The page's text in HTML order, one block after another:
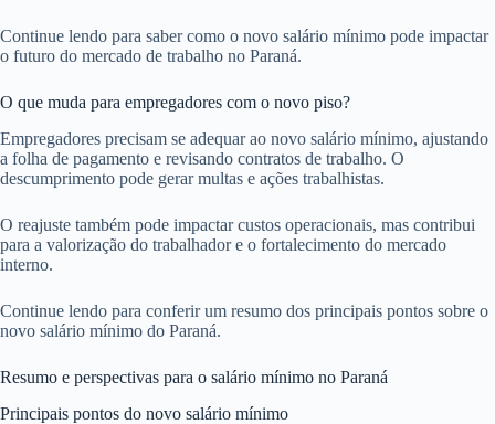
Continue lendo para saber como o novo salário mínimo pode impactar
o futuro do mercado de trabalho no Paraná.
O que muda para empregadores com o novo piso?
Empregadores precisam se adequar ao novo salário mínimo, ajustando
a folha de pagamento e revisando contratos de trabalho. O
descumprimento pode gerar multas e ações trabalhistas.
O reajuste também pode impactar custos operacionais, mas contribui
para a valorização do trabalhador e o fortalecimento do mercado
interno.
Continue lendo para conferir um resumo dos principais pontos sobre o
novo salário mínimo do Paraná.
Resumo e perspectivas para o salário mínimo no Paraná
Principais pontos do novo salário mínimo